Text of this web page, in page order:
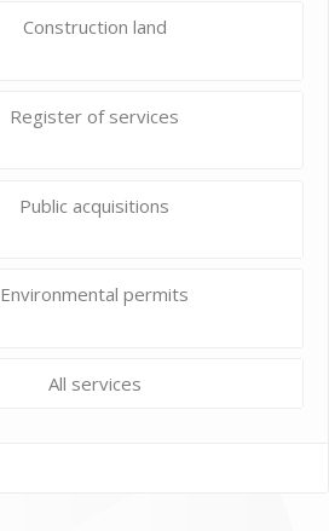
Construction land
Register of services
Public acquisitions
Environmental permits
All services